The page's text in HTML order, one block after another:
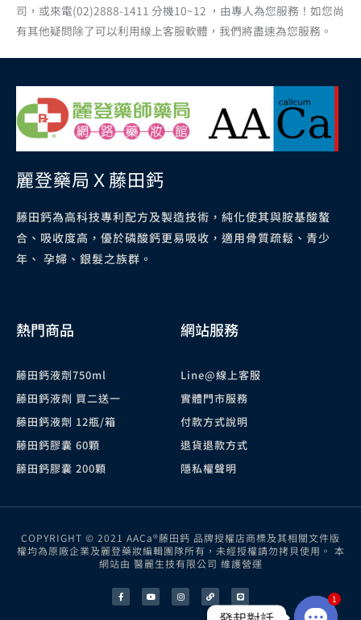
司，或來電(02)2888-1411 分機10~12 ，由專人為您服務！如您尚
有其他疑問除了可以利用線上客服軟體，我們將盡速為您服務。
麗登藥局Ｘ藤田鈣
藤田鈣為高科技專利配方及製造技術，純化使其與胺基酸螯
合、吸收度高，優於磷酸鈣更易吸收，適用骨質疏鬆、青少
年、 孕婦、銀髮之族群。
熱門商品
藤田鈣液劑750ml
藤田鈣液劑 買二送一
藤田鈣液劑 12瓶/箱
藤田鈣膠囊 60顆
藤田鈣膠囊 200顆
網站服務
Line@線上客服
實體門市服務
付款方式說明
退貨退款方式
隱私權聲明
COPYRIGHT © 2021 AACa®藤田鈣 品牌授權店商標及其相關文件版
權均為原廠企業及麗登藥妝編輯團隊所有，未經授權請勿拷貝使用。 本
網站由 醫麗生技有限公司 維護營運
a
c
e
o
u
t
n
s
t
i
n
k
i
n
e
1